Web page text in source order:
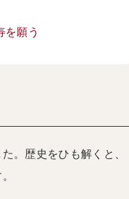
を願う
。歴史をひも解くと、